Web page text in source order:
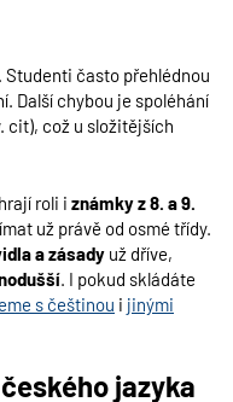
. Studenti často přehlédnou
Další chybou je spoléhání
cit), což u složitějších
roli i známky z 8. a 9.
už právě od osmé třídy.
a zásady už dříve,
. I pokud skládáte
s češtinou i jinými
jazyka